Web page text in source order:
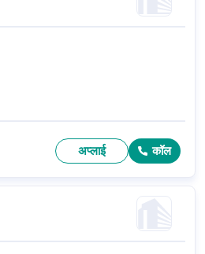
अप्लाई कॉल